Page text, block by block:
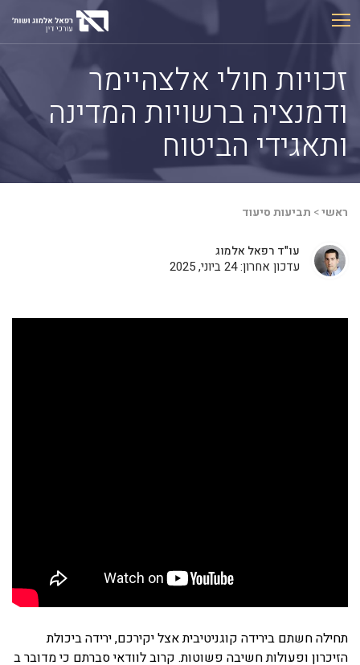
Skip
to
content
זכויות חולי אלצהיימר
ודמנציה ברשויות המדינה
ותאגידי הביטוח
ראשי> תביעות סיעוד
עו"ד רפאל אלמוג
עדכון אחרון: 24 ביוני, 2025
תחילה חשתם בירידה קוגניטיבית אצל יקירכם, ירידה ביכולת
הזיכרון ופעולות חשיבה פשוטות. קרוב לוודאי סברתם כי מדובר ב